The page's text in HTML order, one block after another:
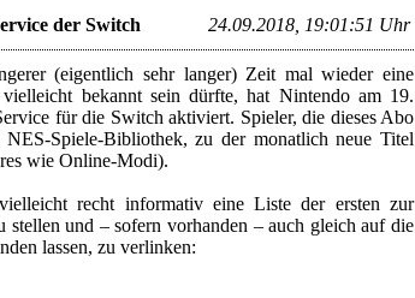
der Switch 24.09.2018, 19:01:51 Uhr
(eigentlich sehr langer) Zeit mal wieder eine
bekannt sein dürfte, hat Nintendo am 19.
für die Switch aktiviert. Spieler, die dieses Abo
Spiele-Bibliothek, zu der monatlich neue Titel
wie Online-Modi).
recht informativ eine Liste der ersten zur
stellen und – sofern vorhanden – auch gleich auf die
lassen, zu verlinken: